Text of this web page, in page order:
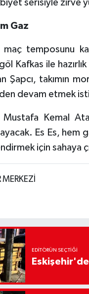
serisiyle zirve
Gaz
maç temposunu
Kafkas ile
Şapcı, takımın
devam etmek
Mustafa Kemal
Es Es, hem
için sahaya
MERKEZİ
EDITÖRÜN SEÇTIĞI